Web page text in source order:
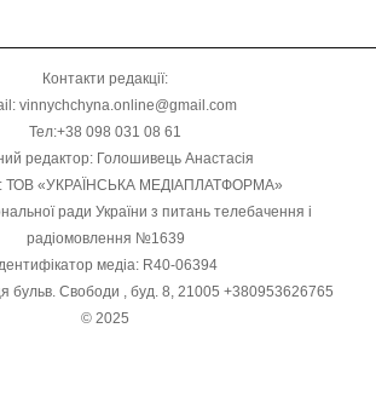
Контакти редакції:
vinnychchyna.online@gmail.com
Тел:+38 098 031 08 61
редактор: Голошивець Анастасія
ТОВ «УКРАЇНСЬКА МЕДІАПЛАТФОРМА»
ради України з питань телебачення і
радіомовлення №1639
медіа: R40-06394
бульв. Свободи , буд. 8, 21005 +380953626765
© 2025